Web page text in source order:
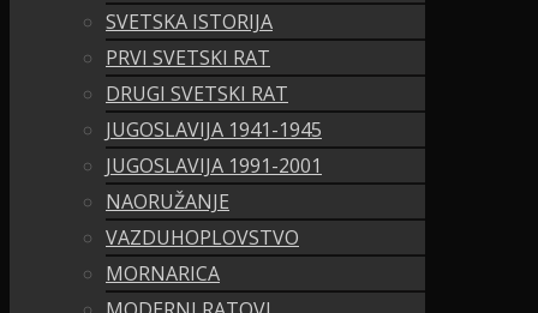
SVETSKA ISTORIJA
PRVI SVETSKI RAT
DRUGI SVETSKI RAT
JUGOSLAVIJA 1941-1945
JUGOSLAVIJA 1991-2001
NAORUŽANJE
VAZDUHOPLOVSTVO
MORNARICA